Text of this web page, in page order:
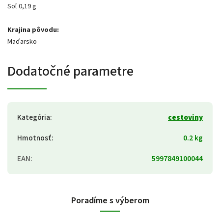
Soľ 0,19 g
Krajina pôvodu:
Maďarsko
Dodatočné parametre
Kategória:
cestoviny
Hmotnosť:
0.2 kg
EAN: 5997849100044
Poradíme s výberom